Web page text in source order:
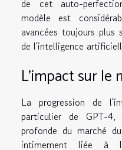
de cet auto-
modèle est
avancées toujours plus
de l'intelligence
L'impact sur le
La progression de
particulier de GPT-4,
profonde du marché
intimement liée à